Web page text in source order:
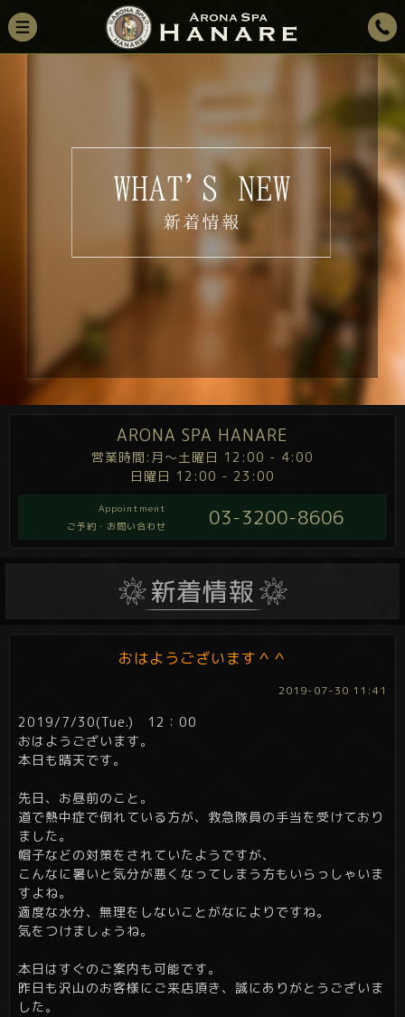
ARONA SPA HANARE
営業時間:月～土曜日 12:00 - 4:00
日曜日 12:00 - 23:00
Appointment
ご予約・お問い合わせ
03-3200-8606
おはようございます＾＾
2019-07-30 11:41
2019/7/30(Tue.) 12：00
おはようございます。
本日も晴天です。
先日、お昼前のこと。
道で熱中症で倒れている方が、救急隊員の手当を受けており
ました。
帽子などの対策をされていたようですが、
こんなに暑いと気分が悪くなってしまう方もいらっしゃいま
すよね。
適度な水分、無理をしないことがなによりですね。
気をつけましょうね。
本日はすぐのご案内も可能です。
昨日も沢山のお客様にご来店頂き、誠にありがとうございま
した。